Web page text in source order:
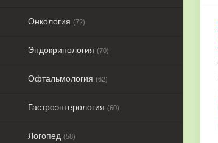
Онкология (72)
Эндокринология (70)
Офтальмология (62)
Гастроэнтерология (60)
Логопед (58)